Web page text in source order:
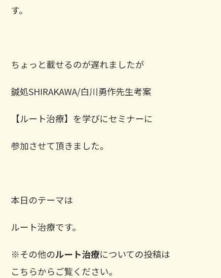
す。
ちょっと載せるのが遅れましたが
鍼処SHIRAKAWA/白川勇作先生考案
【ルート治療】を学びにセミナーに
参加させて頂きました。
本日のテーマは
ルート治療です。
※その他のルート治療についての投稿は
こちらからご覧ください。